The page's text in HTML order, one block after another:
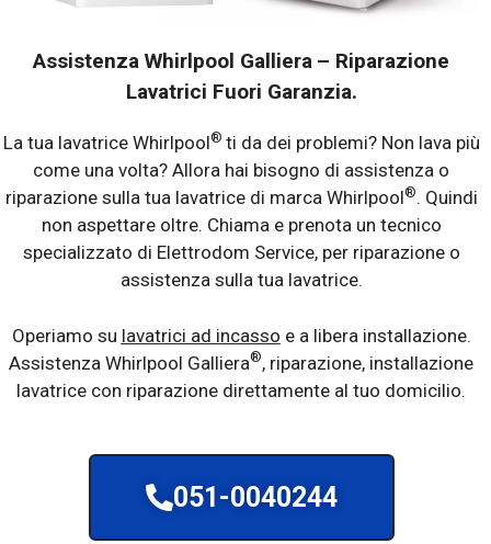
Assistenza Whirlpool Galliera – Riparazione
Lavatrici Fuori Garanzia.
La tua lavatrice Whirlpool® ti da dei problemi? Non lava più
come una volta? Allora hai bisogno di assistenza o
riparazione sulla tua lavatrice di marca Whirlpool®. Quindi
non aspettare oltre. Chiama e prenota un tecnico
specializzato di Elettrodom Service, per riparazione o
assistenza sulla tua lavatrice.
Operiamo su lavatrici ad incasso e a libera installazione.
Assistenza Whirlpool Galliera®, riparazione, installazione
lavatrice con riparazione direttamente al tuo domicilio.
051-0040244